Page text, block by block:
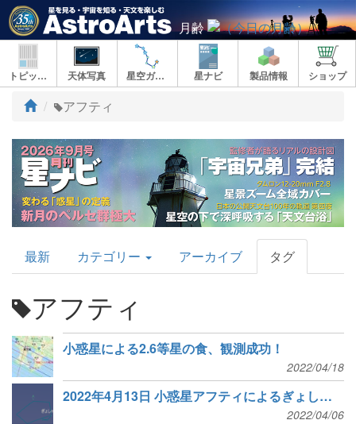
月齢
トピックス 天体写真 星空ガイド 星ナビ 製品情報 ショップ
ト
プ
アフティ
AstroArts
Topics
最新 カテゴリー アーカイブ タグ
アフティ
小惑星による2.6等星の食、観測成功！
2022/04/18
2022年4月13日 小惑星アフティによるぎょしゃ座θ星マハシムの食
2022/04/06